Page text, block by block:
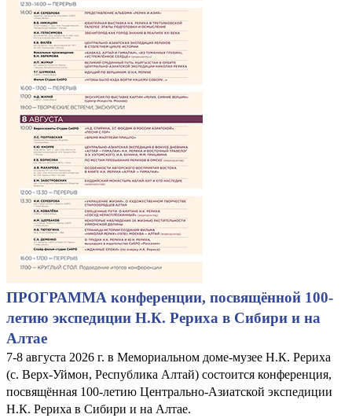
ПРОГРАММА конференции, посвящённой 100-
летию экспедиции Н.К. Рериха в Сибири и на
Алтае
7-8 августа 2026 г. в Мемориальном доме-музее Н.К. Рериха
(с. Верх-Уймон, Республика Алтай) состоится конференция,
посвящённая 100-летию Центрально-Азиатской экспедиции
Н.К. Рериха в Сибири и на Алтае.